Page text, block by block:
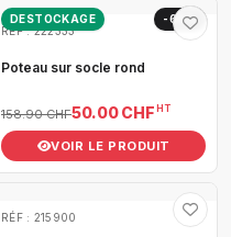
DESTOCKAGE
-69%
RÉF : 222333
Poteau sur socle rond
158.90 CHF50.00 CHF HT
VOIR LE PRODUIT
RÉF : 215900